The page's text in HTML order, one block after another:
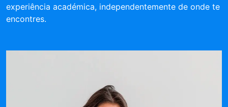
experiência académica, independentemente de onde te
encontres.